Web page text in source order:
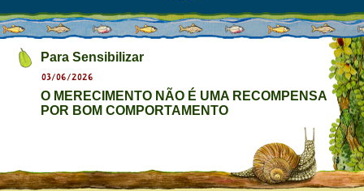
Para Sensibilizar
03/06/2026
O MERECIMENTO NÃO É UMA RECOMPENSA
POR BOM COMPORTAMENTO